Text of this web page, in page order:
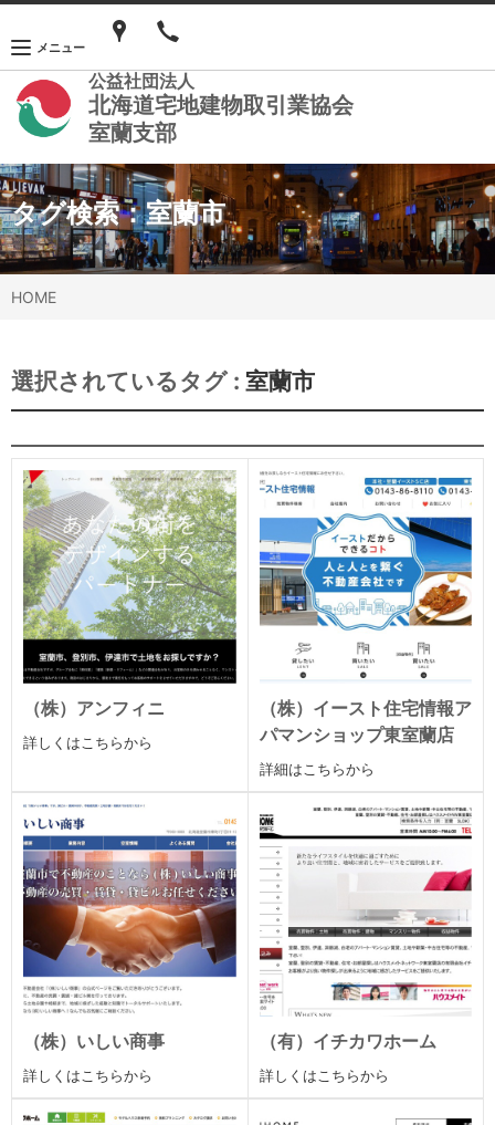
公益社団法人
北海道宅地建物取引業協会
室蘭支部
メニュー
タグ検索：室蘭市
HOME
選択されているタグ : 室蘭市
（株）アンフィニ
詳しくはこちらから
（株）イースト住宅情報ア
パマンショップ東室蘭店
詳細はこちらから
（株）いしい商事
詳しくはこちらから
（有）イチカワホーム
詳しくはこちらから